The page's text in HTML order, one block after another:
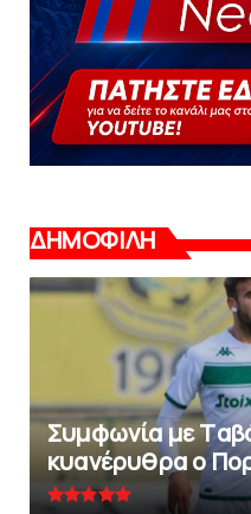
ΔΗΜΟΦΙΛΗ
Συμφωνία με
κυανέρυθρα ο